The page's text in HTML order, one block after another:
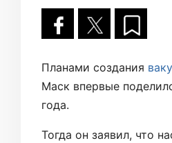
Планами создания
Маск впервые
года.
Тогда он заявил, что